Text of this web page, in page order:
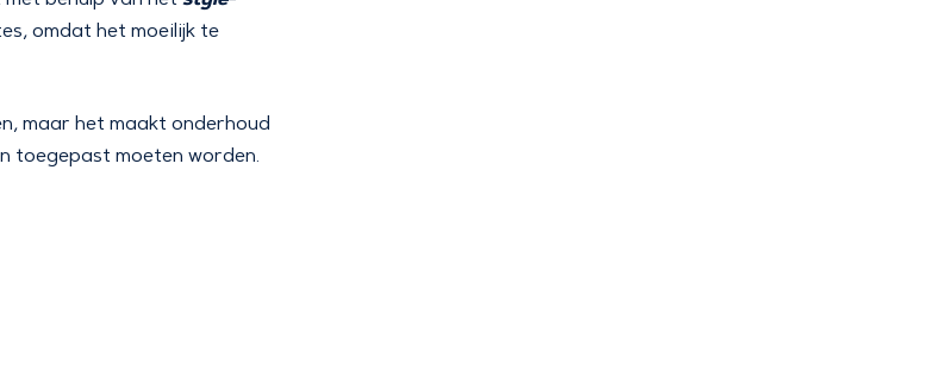
omdat het moeilijk te
maar het maakt onderhoud
toegepast moeten worden.